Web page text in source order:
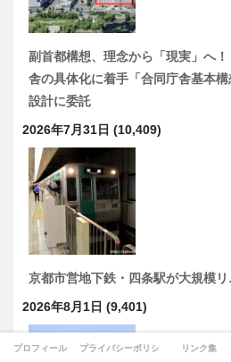
副首都構想、理念から「現実」へ
舎の具体化に着手「合同庁舎基本
設計に委託
2026年7月31日 (10,409)
京都市営地下鉄・四条駅が大規模
2026年8月1日 (9,401)
プロフィール プライバシーポリシー リンク集